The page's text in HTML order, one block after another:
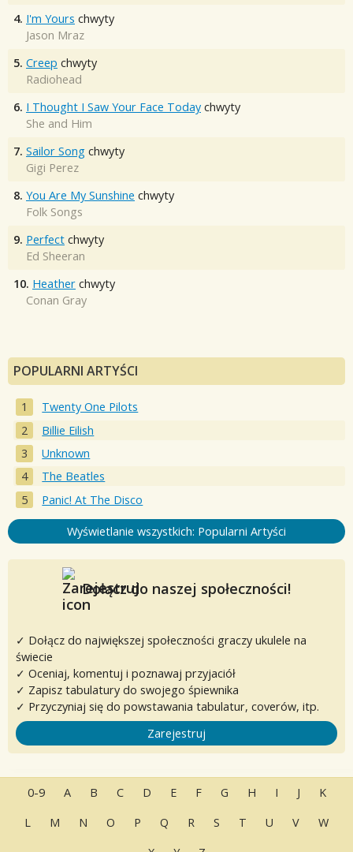
4. I'm Yours chwyty
Jason Mraz
5. Creep chwyty
Radiohead
6. I Thought I Saw Your Face Today chwyty
She and Him
7. Sailor Song chwyty
Gigi Perez
8. You Are My Sunshine chwyty
Folk Songs
9. Perfect chwyty
Ed Sheeran
10. Heather chwyty
Conan Gray
POPULARNI ARTYŚCI
Twenty One Pilots
Billie Eilish
Unknown
The Beatles
Panic! At The Disco
Wyświetlanie wszystkich: Popularni Artyści
Dołącz do naszej społeczności!
✓ Dołącz do największej społeczności graczy ukulele na
świecie
✓ Oceniaj, komentuj i poznawaj przyjaciół
✓ Zapisz tabulatury do swojego śpiewnika
✓ Przyczyniaj się do powstawania tabulatur, coverów, itp.
Zarejestruj
0-9 A B C D E F G H I J
K
L
M N O P Q R S T U V
W